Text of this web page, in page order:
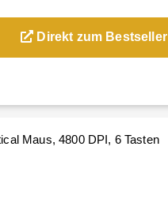
Direkt zum Bestseller
Maus, 4800 DPI, 6 Tasten